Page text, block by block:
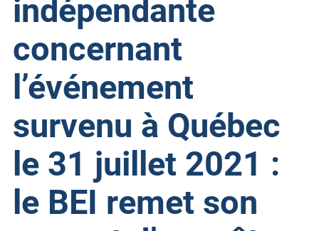
indépendante
concernant
l’événement
survenu à Québec
le 31 juillet 2021 :
le BEI remet son